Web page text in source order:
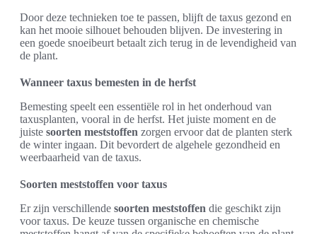
Door deze technieken toe te passen, blijft de taxus gezond en
kan het mooie silhouet behouden blijven. De investering in
een goede snoeibeurt betaalt zich terug in de levendigheid van
de plant.
Wanneer taxus bemesten in de herfst
Bemesting speelt een essentiële rol in het onderhoud van
taxusplanten, vooral in de herfst. Het juiste moment en de
juiste soorten meststoffen zorgen ervoor dat de planten sterk
de winter ingaan. Dit bevordert de algehele gezondheid en
weerbaarheid van de taxus.
Soorten meststoffen voor taxus
Er zijn verschillende soorten meststoffen die geschikt zijn
voor taxus. De keuze tussen organische en chemische